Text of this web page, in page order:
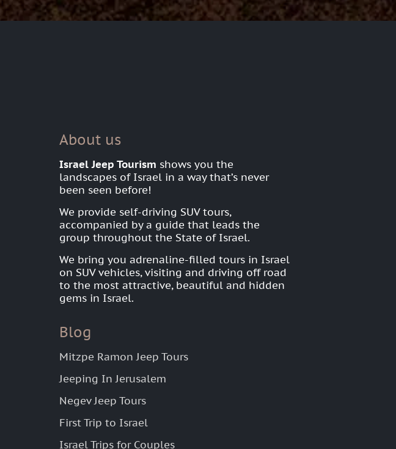
About us
Israel Jeep Tourism shows you the
landscapes of Israel in a way that’s never
been seen before!
We provide self-driving SUV tours,
accompanied by a guide that leads the
group throughout the State of Israel.
We bring you adrenaline-filled tours in Israel
on SUV vehicles, visiting and driving off road
to the most attractive, beautiful and hidden
gems in Israel.
Blog
Mitzpe Ramon Jeep Tours
Jeeping In Jerusalem
Negev Jeep Tours
First Trip to Israel
Israel Trips for Couples